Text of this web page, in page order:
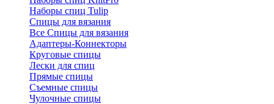
Наборы спиц Tulip
Спицы для вязания
Все Спицы для вязания
Адаптеры-Коннекторы
Круговые спицы
Лески для спиц
Прямые спицы
Съемные спицы
Чулочные спицы